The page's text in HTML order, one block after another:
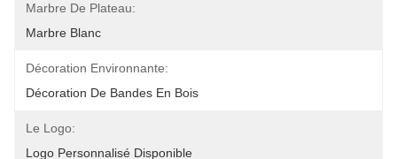
Marbre De Plateau:
Marbre Blanc
Décoration Environnante:
Décoration De Bandes En Bois
Le Logo:
Logo Personnalisé Disponible